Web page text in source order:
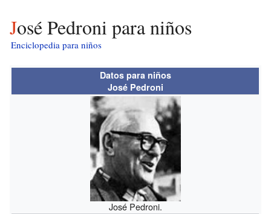
José Pedroni para niños
Enciclopedia para niños
Datos para niños
José Pedroni
José Pedroni.